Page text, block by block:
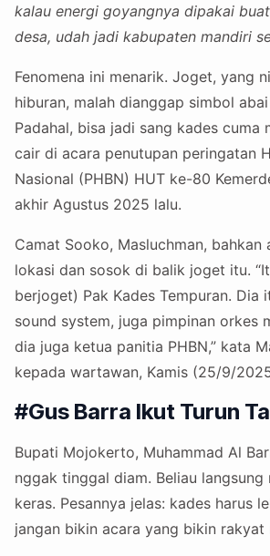
kalau energi goyangnya dipakai
desa, udah jadi kabupaten mandiri
Fenomena ini menarik. Joget, yang
hiburan, malah dianggap simbol
Padahal, bisa jadi sang kades cuma
cair di acara penutupan peringatan
Nasional (PHBN) HUT ke-80
akhir Agustus 2025 lalu.
Camat Sooko, Masluchman, bahkan
lokasi dan sosok di balik joget itu.
berjoget) Pak Kades Tempuran. Dia
sound system, juga pimpinan orkes
dia juga ketua panitia PHBN,” kata
kepada wartawan, Kamis (25/9/
#Gus Barra Ikut Turun
Bupati Mojokerto, Muhammad Al
nggak tinggal diam. Beliau langsung
keras. Pesannya jelas: kades harus
jangan bikin acara yang bikin rakyat